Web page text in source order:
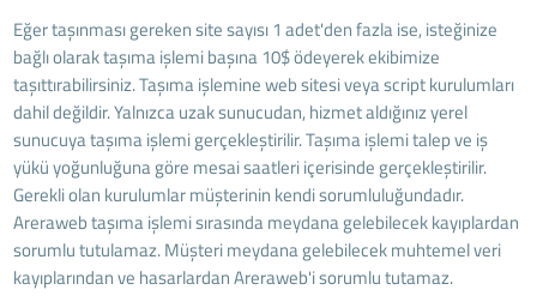
Eğer taşınması gereken site sayısı 1 adet'den fazla ise, isteğinize
bağlı olarak taşıma işlemi başına 10$ ödeyerek ekibimize
taşıttırabilirsiniz. Taşıma işlemine web sitesi veya script kurulumları
dahil değildir. Yalnızca uzak sunucudan, hizmet aldığınız yerel
sunucuya taşıma işlemi gerçekleştirilir. Taşıma işlemi talep ve iş
yükü yoğunluğuna göre mesai saatleri içerisinde gerçekleştirilir.
Gerekli olan kurulumlar müşterinin kendi sorumluluğundadır.
Areraweb taşıma işlemi sırasında meydana gelebilecek kayıplardan
sorumlu tutulamaz. Müşteri meydana gelebilecek muhtemel veri
kayıplarından ve hasarlardan Areraweb'i sorumlu tutamaz.